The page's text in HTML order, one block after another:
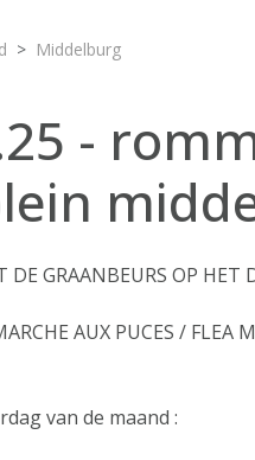
Middelburg
-
DE GRAANBEURS OP
AUX PUCES / FLEA
van de maand :